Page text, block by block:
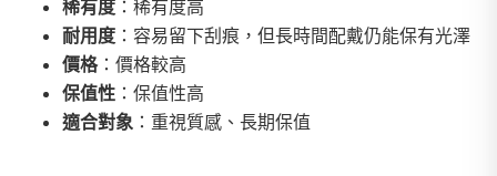
稀有度 ：稀有度高
耐用度 ：容易留下刮痕，但長時間配戴仍能保有光澤
價格：價格較高
保值性 ：保值性高
適合對象 ：重視質感、長期保值